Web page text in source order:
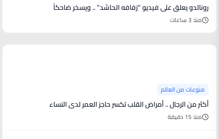
رونالدو يعلق على فيديو "زفافه الحاشد" .. ويسخر ضاحكاً
منذ 3 ساعات
منوعات من العالم
أكثر من الرجال .. أمراض القلب تكسر حاجز العمر لدى النساء
منذ 15 دقيقة